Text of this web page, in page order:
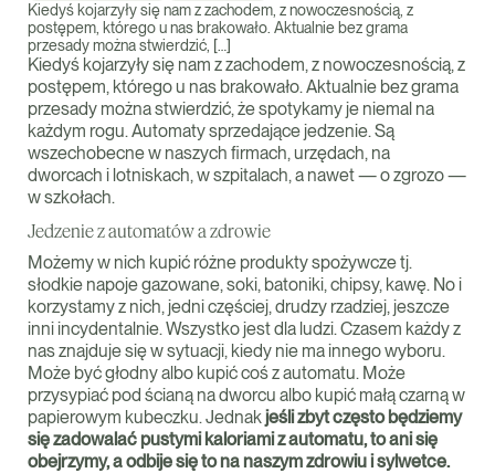
Kiedyś kojarzyły się nam z zachodem, z nowoczesnością, z
postępem, którego u nas brakowało. Aktualnie bez grama
przesady można stwierdzić, […]
Kiedyś kojarzyły się nam z zachodem, z nowoczesnością, z
postępem, którego u nas brakowało. Aktualnie bez grama
przesady można stwierdzić, że spotykamy je niemal na
każdym rogu. Automaty sprzedające jedzenie. Są
wszechobecne w naszych firmach, urzędach, na
dworcach i lotniskach, w szpitalach, a nawet — o zgrozo —
w szkołach.
Jedzenie z automatów a zdrowie
Możemy w nich kupić różne produkty spożywcze tj.
słodkie napoje gazowane, soki, batoniki, chipsy, kawę. No i
korzystamy z nich, jedni częściej, drudzy rzadziej, jeszcze
inni incydentalnie. Wszystko jest dla ludzi. Czasem każdy z
nas znajduje się w sytuacji, kiedy nie ma innego wyboru.
Może być głodny albo kupić coś z automatu. Może
przysypiać pod ścianą na dworcu albo kupić małą czarną w
papierowym kubeczku. Jednakjeśli zbyt często będziemy
się zadowalać pustymi kaloriami z automatu, to ani się
obejrzymy, a odbije się to na naszym zdrowiu i sylwetce.